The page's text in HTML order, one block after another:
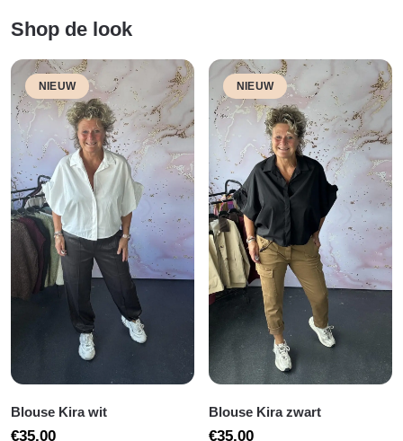
Shop de look
NIEUW
Blouse Kira wit
€35,00
NIEUW
Blouse Kira zwart
€35,00